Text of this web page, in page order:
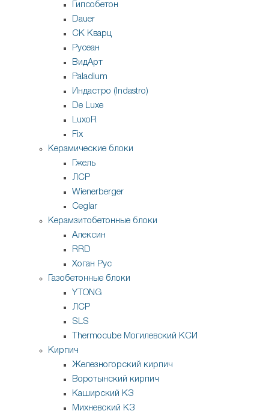
Гипсобетон
Dauer
СК Кварц
Русеан
ВидАрт
Paladium
Индастро (Indastro)
De Luxe
LuxoR
Fix
Керамические блоки
Гжель
ЛСР
Wienerberger
Ceglar
Керамзитобетонные блоки
Алексин
RRD
Хоган Рус
Газобетонные блоки
YTONG
ЛСР
SLS
Thermocube Могилевский КСИ
Кирпич
Железногорский кирпич
Воротынский кирпич
Каширский КЗ
Михневский КЗ